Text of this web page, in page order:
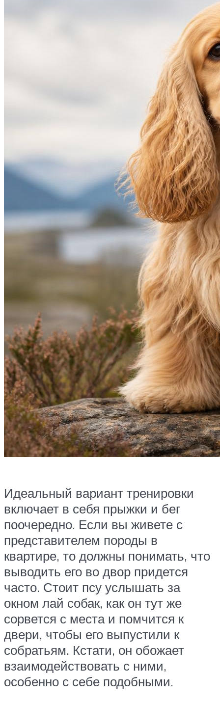
Идеальный вариант тренировки
включает в себя прыжки и бег
поочередно. Если вы живете с
представителем породы в
квартире, то должны понимать, что
выводить его во двор придется
часто. Стоит псу услышать за
окном лай собак, как он тут же
сорвется с места и помчится к
двери, чтобы его выпустили к
собратьям. Кстати, он обожает
взаимодействовать с ними,
особенно с себе подобными.